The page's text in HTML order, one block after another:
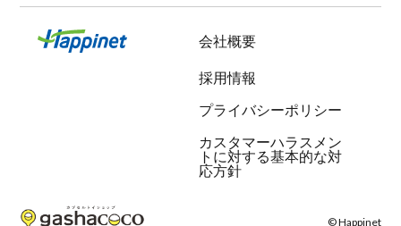
会社概要
採用情報
プライバシーポリシー
カスタマーハラスメン
トに対する基本的な対
応方針
© Happinet